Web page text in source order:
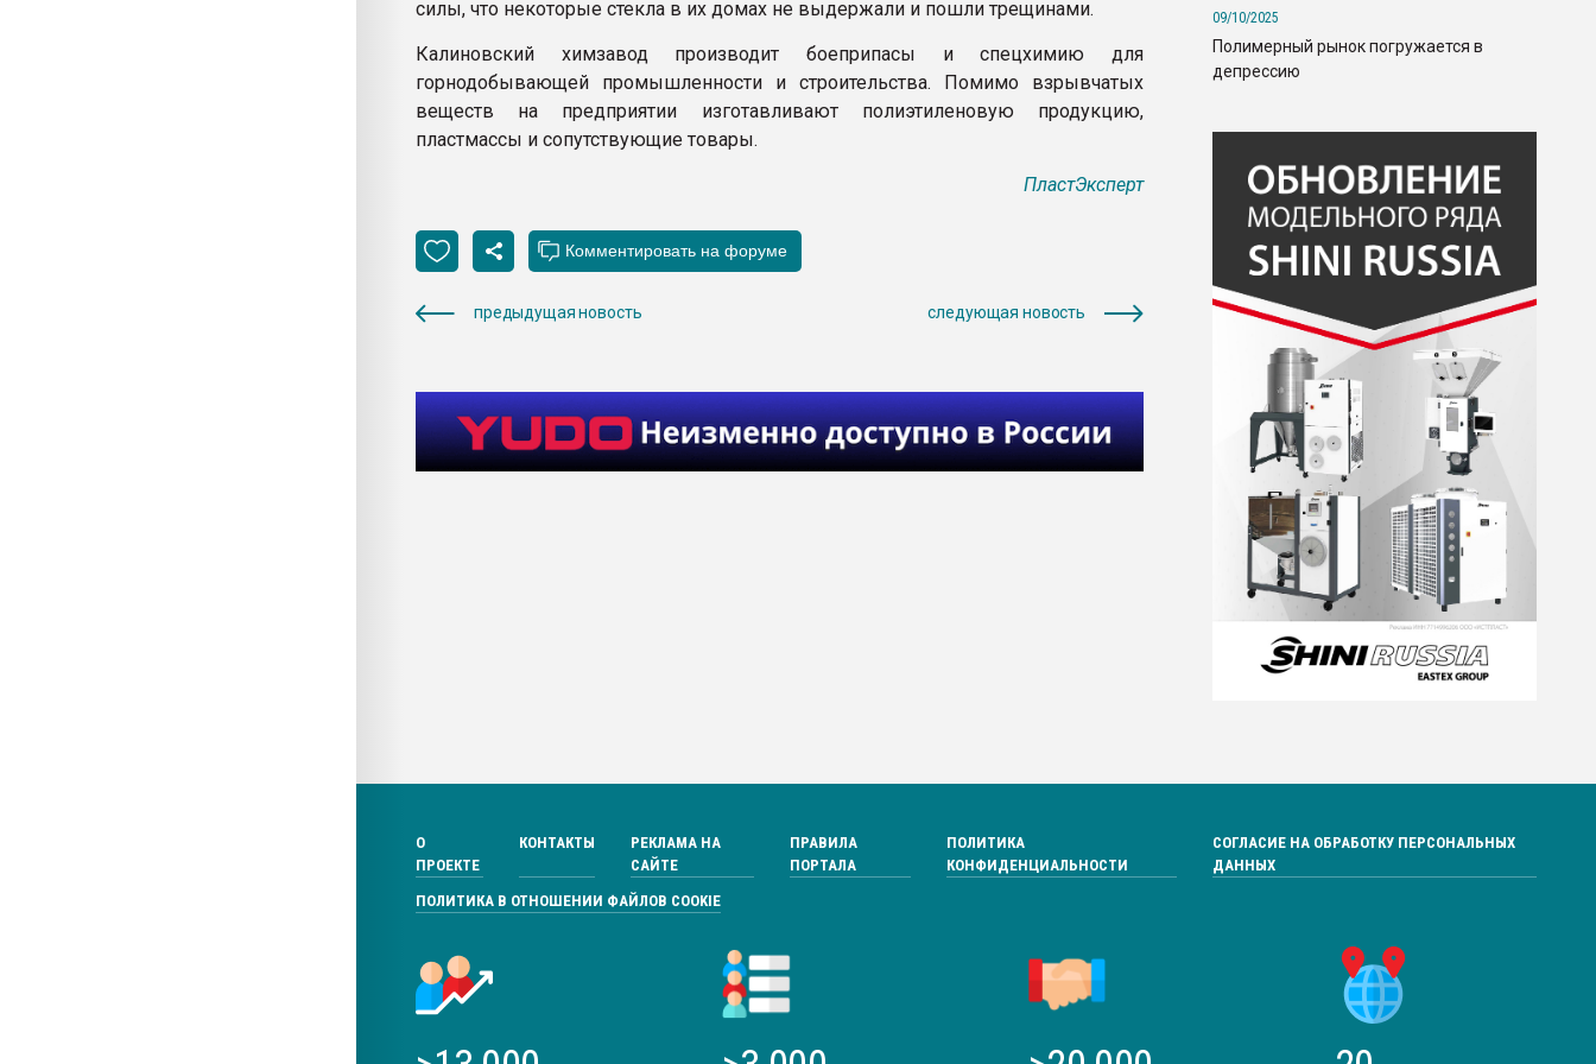
силы, что некоторые стекла в их домах не выдержали и пошли трещинами.
Калиновский химзавод производит боеприпасы и спецхимию для
горнодобывающей промышленности и строительства. Помимо взрывчатых
веществ на предприятии изготавливают полиэтиленовую продукцию,
пластмассы и сопутствующие товары.
ПластЭксперт
предыдущая новость следующая новость
09/10/2025
Полимерный рынок погружается в
депрессию
О
ПРОЕКТЕ
КОНТАКТЫ
РЕКЛАМА НА
САЙТЕ
ПРАВИЛА
ПОРТАЛА
ПОЛИТИКА
КОНФИДЕНЦИАЛЬНОСТИ
СОГЛАСИЕ НА ОБРАБОТКУ ПЕРСОНАЛЬНЫХ
ДАННЫХ
ПОЛИТИКА В ОТНОШЕНИИ ФАЙЛОВ COOKIE